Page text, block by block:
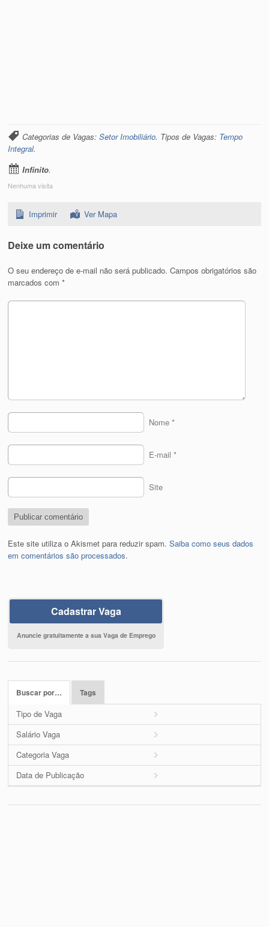
Categorias de Vagas:Setor Imobiliário. Tipos de Vagas: Tempo
Integral.
Infinito.
Nenhuma visita
Imprimir Ver Mapa
Deixe um comentário
O seu endereço de e-mail não será publicado. Campos obrigatórios são
marcados com*
Nome *
E-mail *
Site
Este site utiliza o Akismet para reduzir spam.Saiba como seus dados
em comentários são processados.
Cadastrar Vaga
Anuncie gratuitamente a sua Vaga de Emprego
Buscar por… Tags
Tipo de Vaga
Salário Vaga
Categoria Vaga
Data de Publicação